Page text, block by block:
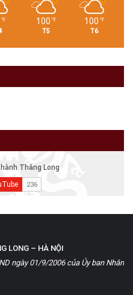
℉ 100 ℉
T5
100 ℉
T6
LONG – HÀ NỘI
ngày 01/9/2006 của Ủy ban Nhân